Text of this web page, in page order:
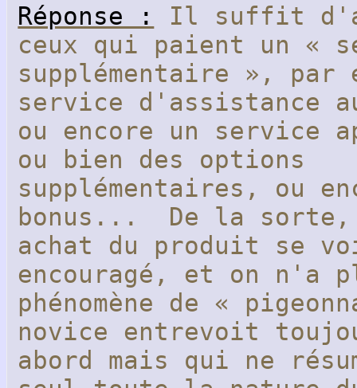
Réponse :
Il suffit
ceux qui paient un «
supplémentaire », par
service d'assistance
ou encore un service
ou bien des options
supplémentaires, ou
bonus... De la
achat du produit se
encouragé, et on n'a
phénomène de «
novice entrevoit
abord mais qui ne